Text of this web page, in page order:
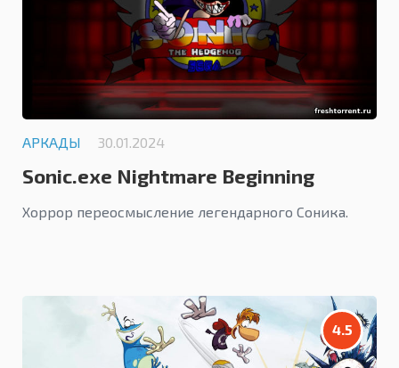
АРКАДЫ 30.01.2024
Sonic.exe Nightmare Beginning
Хоррор переосмысление легендарного Соника.
4.5